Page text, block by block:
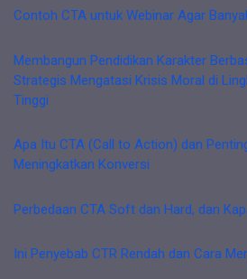
Contoh CTA untuk Webinar Agar
Membangun Pendidikan Karakter
Strategis Mengatasi Krisis Moral di
Tinggi
Apa Itu CTA (Call to Action) dan
Meningkatkan Konversi
Perbedaan CTA Soft dan Hard, dan
Ini Penyebab CTR Rendah dan Cara